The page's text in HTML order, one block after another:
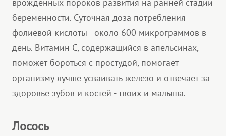
врожденных пороков развития на ранней стадии
беременности. Суточная доза потребления
фолиевой кислоты - около 600 микрограммов в
день. Витамин С, содержащийся в апельсинах,
поможет бороться с простудой, помогает
организму лучше усваивать железо и отвечает за
здоровье зубов и костей - твоих и малыша.
Лосось